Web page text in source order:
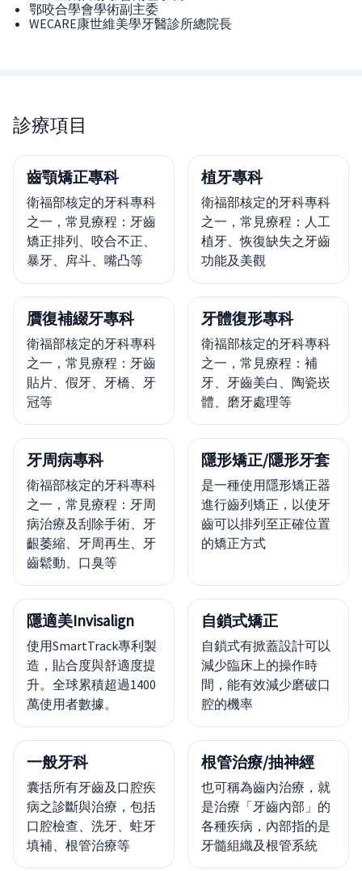
鄂咬合學會學術副主委
WECARE康世維美學牙醫診所總院長
診療項目
齒顎矯正專科
衛福部核定的牙科專科
之一，常見療程：牙齒
矯正排列、咬合不正、
暴牙、戽斗、嘴凸等
植牙專科
衛福部核定的牙科專科
之一，常見療程：人工
植牙、恢復缺失之牙齒
功能及美觀
贋復補綴牙專科
衛福部核定的牙科專科
之一，常見療程：牙齒
貼片、假牙、牙橋、牙
冠等
牙體復形專科
衛福部核定的牙科專科
之一，常見療程：補
牙、牙齒美白、陶瓷崁
體、磨牙處理等
牙周病專科
衛福部核定的牙科專科
之一，常見療程：牙周
病治療及刮除手術、牙
齦萎縮、牙周再生、牙
齒鬆動、口臭等
隱形矯正/隱形牙套
是一種使用隱形矯正器
進行齒列矯正，以使牙
齒可以排列至正確位置
的矯正方式
隱適美Invisalign
使用SmartTrack專利製
造，貼合度與舒適度提
升。全球累積超過1400
萬使用者數據。
自鎖式矯正
自鎖式有掀蓋設計可以
減少臨床上的操作時
間，能有效減少磨破口
腔的機率
一般牙科
囊括所有牙齒及口腔疾
病之診斷與治療，包括
口腔檢查、洗牙、蛀牙
填補、根管治療等
根管治療/抽神經
也可稱為齒內治療，就
是治療「牙齒內部」的
各種疾病，內部指的是
牙髓組織及根管系統